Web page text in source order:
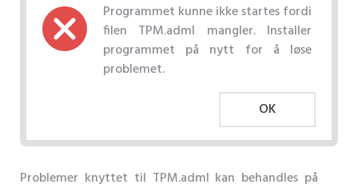
Programmet kunne ikke startes fordi
filen TPM.adml mangler. Installer
programmet på nytt for å løse
problemet.
OK
Problemer knyttet til TPM.adml kan behandles på